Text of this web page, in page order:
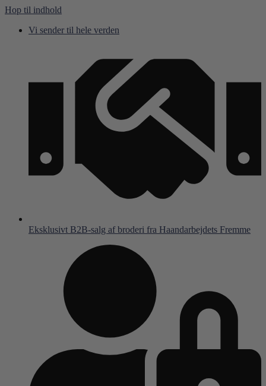
Hop til indhold
Vi sender til hele verden
Eksklusivt B2B-salg af broderi fra Haandarbejdets Fremme